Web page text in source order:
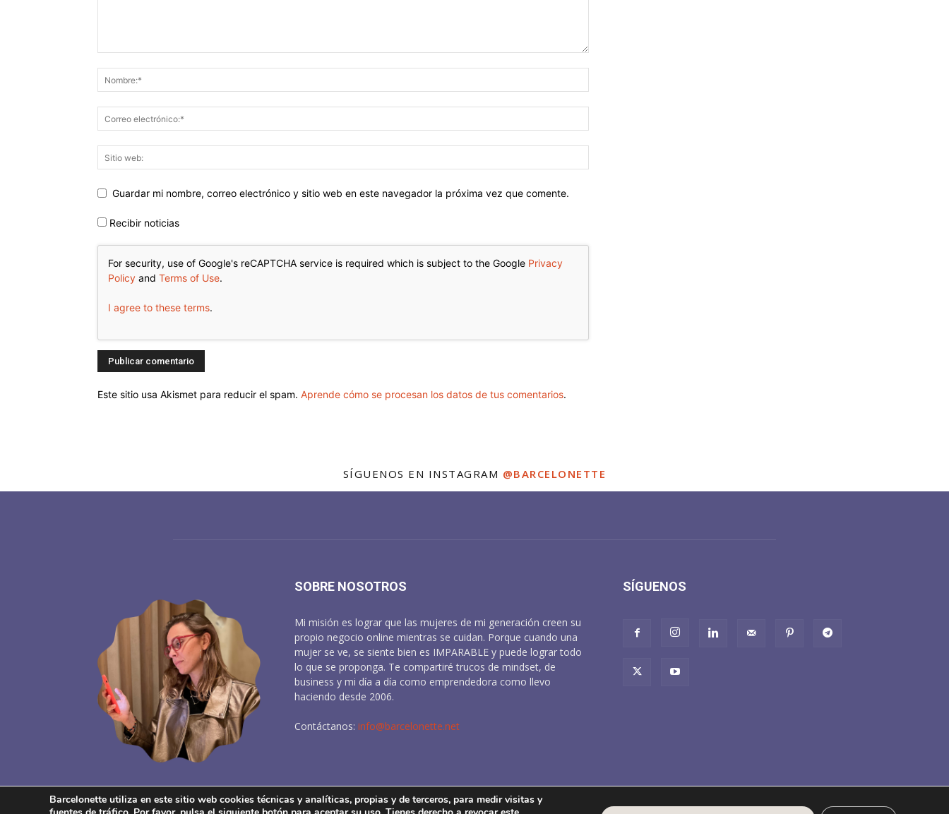
Guardar mi nombre, correo electrónico y sitio web en este navegador la próxima vez que comente.
Recibir noticias
For security, use of Google's reCAPTCHA service is required which is subject to the Google Privacy
Policy and Terms of Use.
I agree to these terms.
Este sitio usa Akismet para reducir el spam. Aprende cómo se procesan los datos de tus comentarios.
SÍGUENOS EN INSTAGRAM @BARCELONETTE
SOBRE NOSOTROS
Mi misión es lograr que las mujeres de mi generación creen su
propio negocio online mientras se cuidan. Porque cuando una
mujer se ve, se siente bien es IMPARABLE y puede lograr todo
lo que se proponga. Te compartiré trucos de mindset, de
business y mi día a día como emprendedora como llevo
haciendo desde 2006.
Contáctanos: info@barcelonette.net
SÍGUENOS
Barcelonette utiliza en este sitio web cookies técnicas y analíticas, propias y de terceros, para medir visitas y